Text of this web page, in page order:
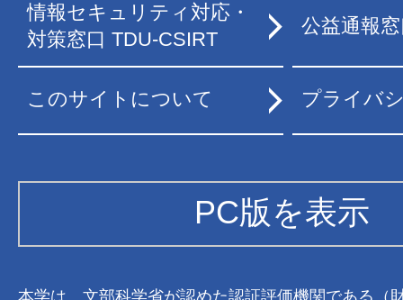
情報セキュリティ対応・
対策窓口 TDU-CSIRT
公益通報
このサイトについて プライバ
PC版を表示
本学は、文部科学省が認めた認証評価機関である（